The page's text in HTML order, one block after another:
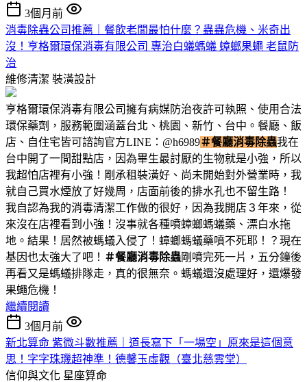
3個月前
消毒除蟲公司推薦｜餐飲老闆最怕什麼？蟲蟲危機、米奇出
沒！亨格爾環保消毒有限公司 專治白蟻螞蟻 蟑螂果蠅 老鼠防
治
維修清潔 裝潢設計
亨格爾環保消毒有限公司擁有病媒防治夜許可執照、使用合法
環保藥劑，服務範圍涵蓋台北、桃園、新竹、台中。餐廳、飯
店、自住宅皆可諮詢官方LINE：@h6989＃餐廳消毒除蟲我在
台中開了一間甜點店，因為畢生最討厭的生物就是小強，所以
我超怕店裡有小強！剛承租裝潢好、尚未開始對外營業時，我
就自己買水煙放了好幾周，店面前後的排水孔也不留生路！
我自認為我的消毒清潔工作做的很好，因為我開店３年來，從
來沒在店裡看到小強！沒事就各種噴蟑螂螞蟻藥、漂白水拖
地。結果！居然被螞蟻入侵了！蟑螂螞蟻藥噴不死耶！？現在
基因也太強大了吧！ ＃餐廳消毒除蟲剛噴完死一片，五分鐘後
再看又是螞蟻排隊走，真的很無奈。螞蟻還沒處理好，還爆發
果蠅危機！
繼續閱讀
3個月前
新北算命 紫微斗數推薦｜道長寫下「一場空」原來是這個意
思！字字珠璣超神準！德馨玉虛觀（臺北慈雲堂）
信仰與文化 星座算命